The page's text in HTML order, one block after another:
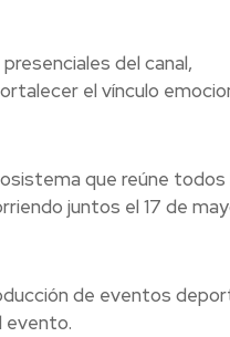
del canal,
el vínculo
que reúne todos
juntos el 17 de
de eventos
evento.